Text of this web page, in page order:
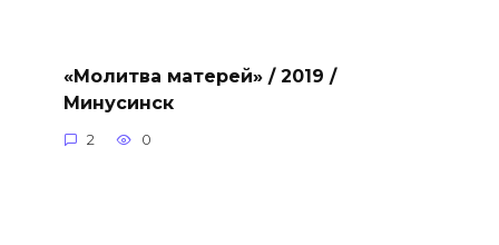
«Молитва матерей» / 2019 /
Минусинск
2 0